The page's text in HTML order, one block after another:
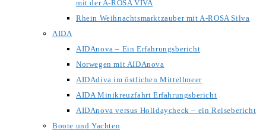
mit der A-ROSA VIVA
Rhein Weihnachtsmarktzauber mit A-ROSA Silva
AIDA
AIDAnova – Ein Erfahrungsbericht
Norwegen mit AIDAnova
AIDAdiva im östlichen Mittellmeer
AIDA Minikreuzfahrt Erfahrungsbericht
AIDAnova versus Holidaycheck – ein Reisebericht
Boote und Yachten